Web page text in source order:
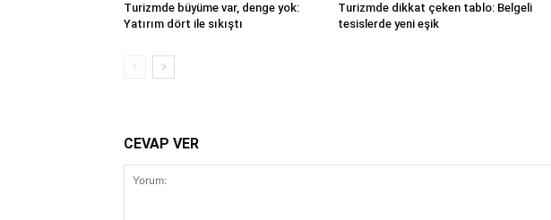
Turizmde büyüme var, denge yok:
Yatırım dört ile sıkıştı
Turizmde dikkat çeken tablo: Belgeli
tesislerde yeni eşik
CEVAP VER